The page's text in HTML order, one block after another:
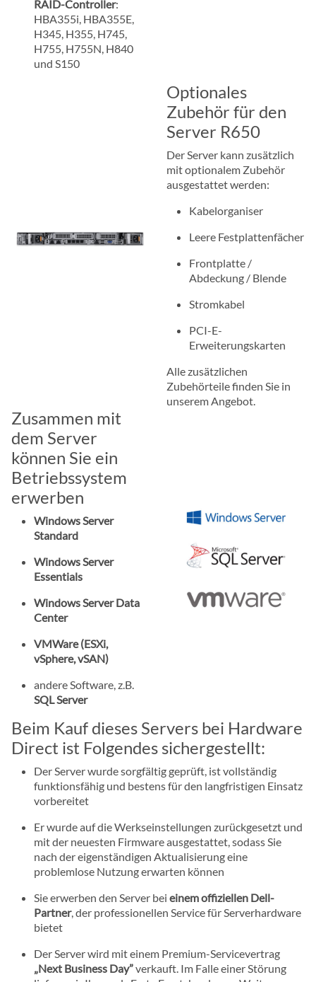
RAID-Controller:
HBA355i, HBA355E,
H345, H355, H745,
H755, H755N, H840
und S150
Optionales
Zubehör für den
Server R650
Der Server kann zusätzlich
mit optionalem Zubehör
ausgestattet werden:
Kabelorganiser
Leere Festplattenfächer
Frontplatte /
Abdeckung / Blende
Stromkabel
PCI-E-
Erweiterungskarten
Alle zusätzlichen
Zubehörteile finden Sie in
unserem Angebot.
Zusammen mit
dem Server
können Sie ein
Betriebssystem
erwerben
Windows Server
Standard
Windows Server
Essentials
Windows Server Data
Center
VMWare (ESXi,
vSphere, vSAN)
andere Software, z.B.
SQL Server
Beim Kauf dieses Servers bei Hardware
Direct ist Folgendes sichergestellt:
Der Server wurde sorgfältig geprüft, ist vollständig
funktionsfähig und bestens für den langfristigen Einsatz
vorbereitet
Er wurde auf die Werkseinstellungen zurückgesetzt und
mit der neuesten Firmware ausgestattet, sodass Sie
nach der eigenständigen Aktualisierung eine
problemlose Nutzung erwarten können
Sie erwerben den Server bei einem offiziellen Dell-
Partner, der professionellen Service für Serverhardware
bietet
Der Server wird mit einem Premium-Servicevertrag
„Next Business Day”verkauft. Im Falle einer Störung